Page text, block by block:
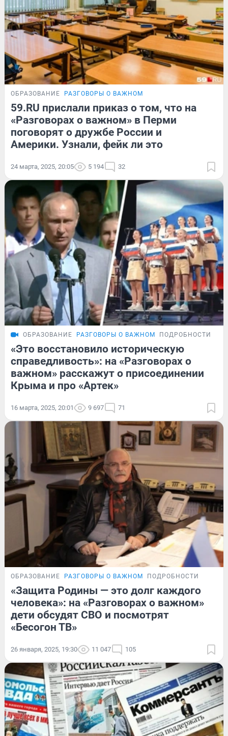
ОБРАЗОВАНИЕ РАЗГОВОРЫ О ВАЖНОМ
59.RU прислали приказ о том, что на
«Разговорах о важном» в Перми
поговорят о дружбе России и
Америки. Узнали, фейк ли это
24 марта, 2025, 20:05 5 194 32
ОБРАЗОВАНИЕ РАЗГОВОРЫ О ВАЖНОМ ПОДРОБНОСТИ
«Это восстановило историческую
справедливость»: на «Разговорах о
важном» расскажут о присоединении
Крыма и про «Артек»
16 марта, 2025, 20:01 9 697 71
ОБРАЗОВАНИЕ РАЗГОВОРЫ О ВАЖНОМ ПОДРОБНОСТИ
«Защита Родины — это долг каждого
человека»: на «Разговорах о важном»
дети обсудят СВО и посмотрят
«Бесогон ТВ»
26 января, 2025, 19:30 11 047 105